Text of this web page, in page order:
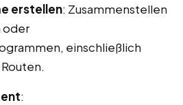
erstellen: Zusammenstellen
oder
einschließlich
: